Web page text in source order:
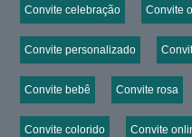
Convite celebração Convite
Convite personalizado
Convite bebê Convite rosa
Convite colorido Convite